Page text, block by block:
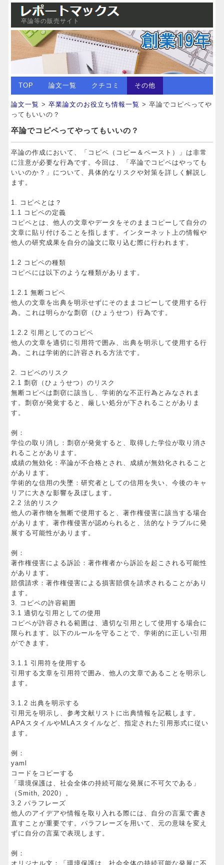
卒論等の販売サイト
TOP 論文一覧 クチコミ その他
論文一覧 >卒業論文のお役立ち情報一覧 > 卒論でコピペってや
ってもいいの？
卒論でコピペってやってもいいの？
卒論の作成において、「コピペ（コピー＆ペースト）」は非常
に注意が必要な行為です。今回は、「卒論でコピペはやっても
いいのか？」について、具体的なリスクや対策を詳しく解説し
ます。
1. コピペとは？
1.1 コピペの定義
コピペとは、他人の文章やデータをそのままコピーして自分の
文章に貼り付けることを指します。インターネット上の情報や
他人の研究成果を自分の論文に取り込む際に行われます。
1.2 コピペの種類
コピペには以下のような種類があります。
1.2.1 無断コピペ
他人の文章を出典を明示せずにそのままコピーして使用する行
為。これは明らかな剽窃（ひょうせつ）行為です。
1.2.2 引用としてのコピペ
他人の文章を適切に引用符で囲み、出典を明示して使用する行
為。これは学術的に許容される方法です。
2. コピペのリスク
2.1 剽窃（ひょうせつ）のリスク
無断コピペは剽窃に該当し、学術的な不正行為とみなされま
す。剽窃が発覚すると、厳しい処分が下されることがありま
す。
例：
学位の取り消し：剽窃が発覚すると、取得した学位が取り消さ
れることがあります。
成績の無効化：卒論が不合格とされ、成績が無効化されること
があります。
学術的な信用の失墜：研究者としての信用を失い、今後のキャ
リアに大きな影響を及ぼします。
2.2 法的リスク
他人の著作物を無断で使用すると、著作権侵害に該当する場合
があります。著作権侵害が認められると、法的なトラブルに発
展する可能性があります。
例：
著作権侵害による訴訟：著作権者から訴訟を起こされる可能性
があります。
賠償請求：著作権侵害による損害賠償を請求されることがあり
ます。
3. コピペの許容範囲
3.1 適切な引用としての使用
コピペが許容される範囲は、適切な引用として使用する場合に
限られます。以下のルールを守ることで、学術的に正しい引用
ができます。
3.1.1 引用符を使用する
引用する文章を引用符で囲み、他人の文章であることを明示し
ます。
3.1.2 出典を明示する
引用元を明示し、参考文献リストに出典情報を記載します。
APAスタイルやMLAスタイルなど、指定された引用形式に従い
ます。
例：
yaml
コードをコピーする
「環境保護は、社会全体の持続可能な発展に不可欠である」
（Smith, 2020）。
3.2 パラフレーズ
他人のアイデアや情報を取り入れる際には、自分の言葉で書き
直すことが重要です。パラフレーズを用いて、元の意味を変え
ずに自分の言葉で表現します。
例：
オリジナル文：「環境保護は、社会全体の持続可能な発展に不